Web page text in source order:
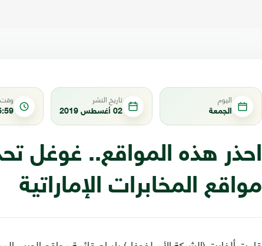
اليوم
الجمعة
تاريخ النشر
02 أغسطس 2019
وقت
احذر هذه المواقع.. غوغل
مواقع المخابرات الإماراتية